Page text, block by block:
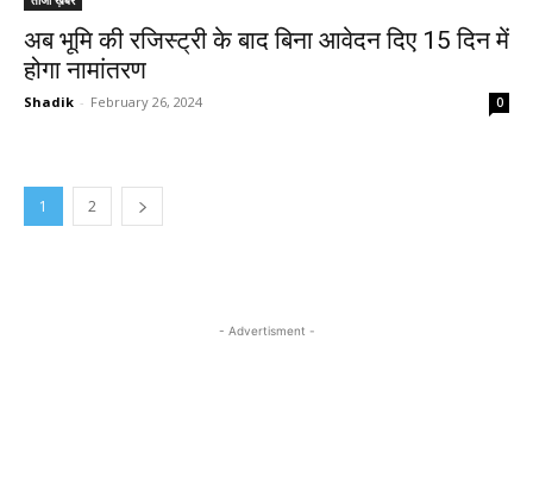
अब भूमि की रजिस्ट्री के बाद बिना आवेदन दिए 15 दिन में
होगा नामांतरण
Shadik - February 26, 2024 0
1 2
- Advertisment -